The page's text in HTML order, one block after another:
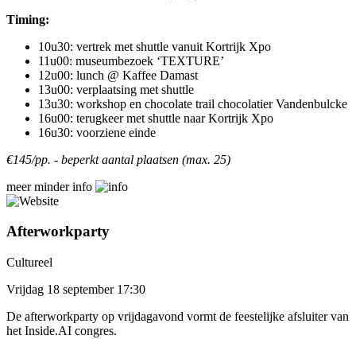
Timing:
10u30: vertrek met shuttle vanuit Kortrijk Xpo
11u00: museumbezoek ‘TEXTURE’
12u00: lunch @ Kaffee Damast
13u00: verplaatsing met shuttle
13u30: workshop en chocolate trail chocolatier Vandenbulcke
16u00: terugkeer met shuttle naar Kortrijk Xpo
16u30: voorziene einde
€145/pp. - beperkt aantal plaatsen (max. 25)
meer minderinfo
Afterworkparty
Cultureel
Vrijdag 18 september 17:30
De afterworkparty op vrijdagavond vormt de feestelijke afsluiter van
het Inside.AI congres.